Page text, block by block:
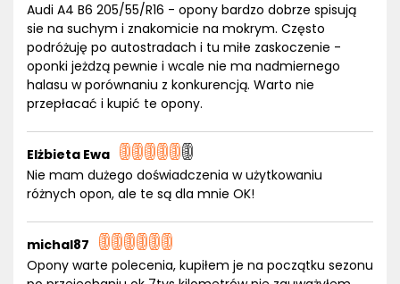
Audi A4 B6 205/55/R16 - opony bardzo dobrze spisują
sie na suchym i znakomicie na mokrym. Często
podróżuję po autostradach i tu miłe zaskoczenie -
oponki jeżdzą pewnie i wcale nie ma nadmiernego
halasu w porównaniu z konkurencją. Warto nie
przepłacać i kupić te opony.
Elżbieta Ewa
Nie mam dużego doświadczenia w użytkowaniu
różnych opon, ale te są dla mnie OK!
michal87
Opony warte polecenia, kupiłem je na początku sezonu